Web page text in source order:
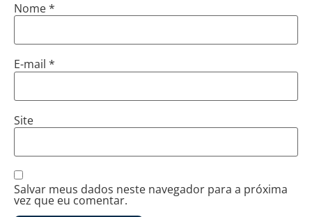
Nome*
E-mail *
Site
Salvar meus dados neste navegador para a próxima
vez que eu comentar.